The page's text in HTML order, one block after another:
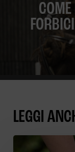
COME
LEGGI
VOCE